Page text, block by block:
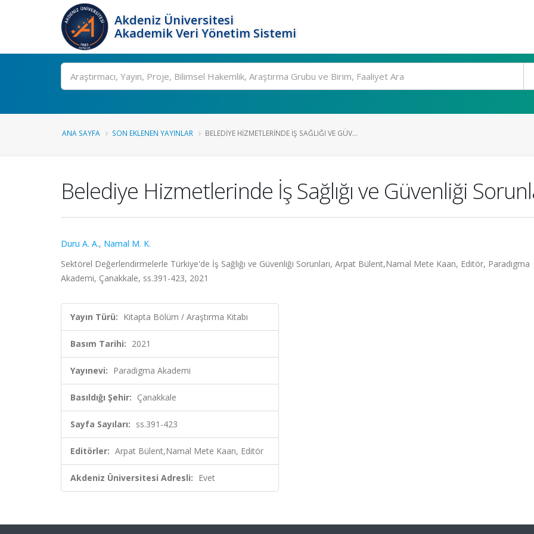
Akdeniz Üniversitesi
Akademik Veri Yönetim Sistemi
Ara
ANA SAYFA SON EKLENEN YAYINLAR BELEDIYE HIZMETLERINDE İŞ SAĞLIĞI VE GÜV...
Belediye Hizmetlerinde İş Sağlığı ve Güvenliği
Duru A. A., Namal M. K.
Sektörel Değerlendirmelerle Türkiye'de İş Sağlığı ve Güvenliği Sorunları, Arpat Bülent,Namal Mete Kaan, Editör, Paradigma
Akademi, Çanakkale, ss.391-423, 2021
Yayın Türü: Kitapta Bölüm / Araştırma Kitabı
Basım Tarihi: 2021
Yayınevi: Paradigma Akademi
Basıldığı Şehir: Çanakkale
Sayfa Sayıları: ss.391-423
Editörler: Arpat Bülent,Namal Mete Kaan, Editör
Akdeniz Üniversitesi Adresli: Evet